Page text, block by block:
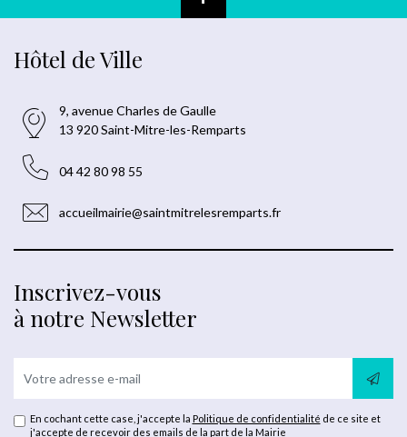
Hôtel de Ville
9, avenue Charles de Gaulle
13 920 Saint-Mitre-les-Remparts
04 42 80 98 55
accueilmairie@saintmitrelesremparts.fr
Inscrivez-vous
à notre Newsletter
En cochant cette case, j'accepte la Politique de confidentialité de ce site et
j'accepte de recevoir des emails de la part de la Mairie